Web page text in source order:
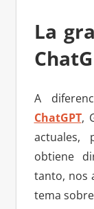
La
A
ChatGPT,
actuales,
obtiene
tanto, nos
tema